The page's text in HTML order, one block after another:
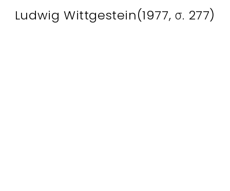
Ludwig Wittgestein(1977, σ. 277)